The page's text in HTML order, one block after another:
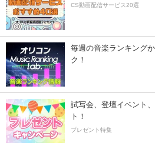
CS動画配信サービス20選
毎週の音楽ランキング
ク！
試写会、登壇イベント
ト！
プレゼント特集